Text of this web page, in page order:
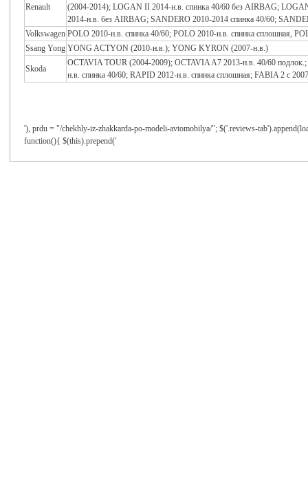
Renault
(2004-2014); LOGAN II 2014-н.в. спинка 40/60 без AIRBAG;
2014-н.в. без AIRBAG; SANDERO 2010-2014 спинка 40/60;
Volkswagen POLO 2010-н.в. спинка 40/60; POLO 2010-н.в. спинка сплошная,
Ssang Yong YONG ACTYON (2010-н.в.); YONG KYRON (2007-н.в.)
Skoda
OCTAVIA TOUR (2004-2009); OCTAVIA A7 2013-н.в. 40/60
н.в. спинка 40/60; RAPID 2012-н.в. спинка сплошная; FABIA 2 c
'), prdu = "/chekhly-iz-zhakkarda-po-modeli-avtomobilya/"; $('.reviews-
function(){ $(this).prepend('